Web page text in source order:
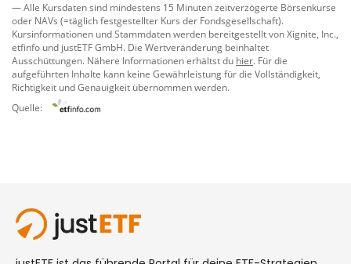
— Alle Kursdaten sind mindestens 15 Minuten zeitverzögerte Börsenkurse
oder NAVs (=täglich festgestellter Kurs der Fondsgesellschaft).
Kursinformationen und Stammdaten werden bereitgestellt vonXignite, Inc.
etfinfo und justETF GmbH. Die Wertveränderung beinhaltet
Ausschüttungen. Nähere Informationen erhältst du hier. Für die
aufgeführten Inhalte kann keine Gewährleistung für die Vollständigkeit,
Richtigkeit und Genauigkeit übernommen werden.
Quelle: